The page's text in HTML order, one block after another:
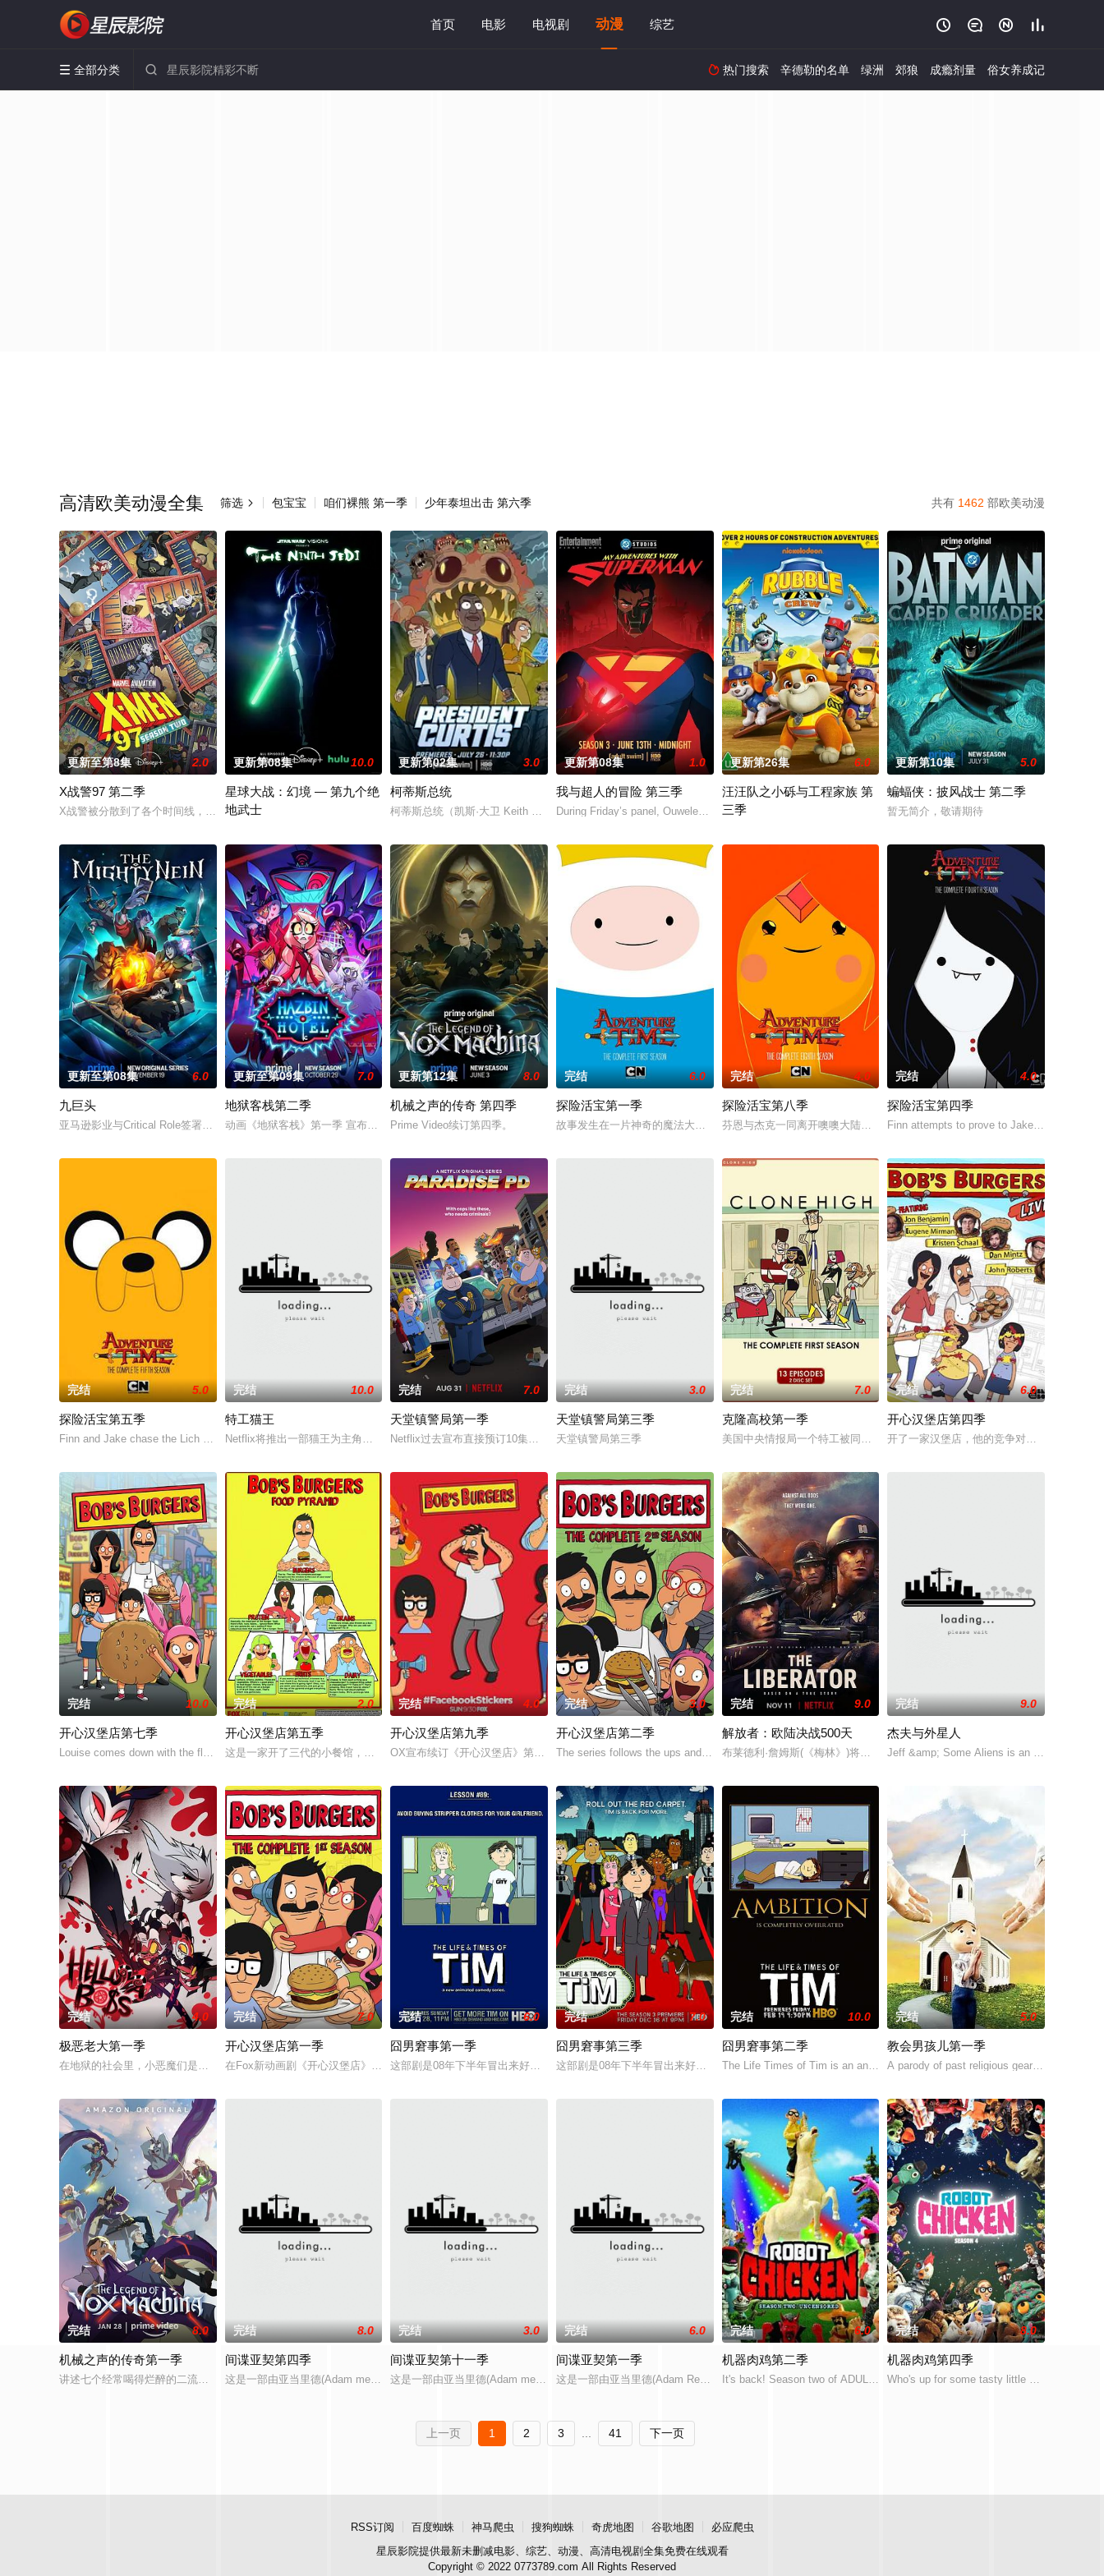
首页 电影 电视剧 动漫 综艺    
 全部分类   热门搜索 辛德勒的名单 绿洲 郊狼 成瘾剂量 俗女养成记
共有 1462 部欧美动漫
高清欧美动漫全集 筛选  包宝宝 咱们裸熊 第一季 少年泰坦出击 第六季
更新至第8集 2.0
X战警97 第二季
X战警被分散到了各个时间线，从过去，到未来，而他们将在最脆弱的时间点遭遇袭击——如今，1990年代。天启发威，大战来临。
更新第08集 10.0
星球大战：幻境 — 第九个绝
地武士
更新第02集 3.0
柯蒂斯总统
柯蒂斯总统（凯斯·大卫 Keith David 配音）及其古怪的幕僚团队将共同应对那些瑞克根本不会理会的一系列危机——从跨维度外交到超自然现象调查，
更新第08集 1.0
我与超人的冒险 第三季
During Friday’s panel, Ouweleen also revealed that “My Adventures with Super
更新第26集 6.0
汪汪队之小砾与工程家族 第
三季
更新第10集 5.0
蝙蝠侠：披风战士 第二季
暂无简介，敬请期待
更新至第08集 6.0
九巨头
亚马逊影业与Critical Role签署全面电视和电影首映合作协议，《Mighty Nein》动画系列是其首个项目，改编自龙与地下城跑团节目《关键角色
更新至第09集 7.0
地狱客栈第二季
动画《地狱客栈》第一季 宣布将于 2024年1月19日 正式上线 Prime Video。第二季确认制作中。
更新第12集 8.0
机械之声的传奇 第四季
Prime Video续订第四季。
完结 6.0
探险活宝第一季
故事发生在一片神奇的魔法大陆上，身为最后一名人类的12岁少年Finn，和他最好的朋友——一条老狗Jake，在这
完结 4.0
探险活宝第八季
芬恩与杰克一同离开噢噢大陆，探索自己的身世之谜。
完结 4.0
探险活宝第四季
Finn attempts to prove to Jake that Flame
完结 5.0
探险活宝第五季
Finn and Jake chase the Lich through a dimensional portal where they meet Pr
完结 10.0
特工猫王
Netflix将推出一部猫王为主角的成人动作喜剧动画剧集《特工之王》，讲述Elvis Presley其实是保护美国安全的特工，同时他要维护自己的另一份工
完结 7.0
天堂镇警局第一季
Netflix过去宣布直接预订10集新成人向动画《天堂镇警局 Paradise PD》，该动画由《脆莓公园 Brickleberry》的主创Waco O
完结 3.0
天堂镇警局第三季
天堂镇警局第三季
完结 7.0
克隆高校第一季
美国中央情报局一个特工被同事和上司克隆了，自己呆在实验室了，克隆人却
完结 6.0
开心汉堡店第四季
开了一家汉堡店，他的竞争对手就是对面那
完结 10.0
开心汉堡店第七季
Louise comes down with the flu and falls into a wild fever dream filled with
完结 2.0
开心汉堡店第五季
这是一家开了三代的小餐馆，规模不大，但是固定客人不少。Bob对汉堡,调味品和肋肉了如指掌，但是对客户服务和商业管理一窍不通。尽管他的柜台总是油腻腻的，店
完结 4.0
开心汉堡店第九季
OX宣布续订《开心汉堡店》第9季。
完结 3.0
开心汉堡店第二季
The series follows the ups and downs of third-generation restaurateur BOB (H
完结 9.0
解放者：欧陆决战500天
布莱德利·詹姆斯(《梅林》)将主演Netflix新动画剧《解放者》(The Liberator)。
完结 9.0
杰夫与外星人
Jeff &amp; Some Aliens is an American
完结 4.0
极恶老大第一季
在地狱的社会里，小恶魔们是阶层中最低级的生物，但当一个小恶魔开始从事杀手行业的时候会发生什么事呢？现在你就能知道了！
完结 7.0
开心汉堡店第一季
在Fox新动画剧《开心汉堡店》（Bob's Burgers）中，Bob Belcher（H. Jon Benjamin配音）在妻子和三个孩子的帮助下经营
完结 6.0
囧男窘事第一季
这部剧是08年下半年冒出来好得出人意外的爆笑小喜剧。本来作者想拍个电视剧，但找不到真人演出，又找不到动画师帮他画，于是就自己摸索著用动
完结 7.0
囧男窘事第三季
这部剧是08年下半年冒出来好得出人意外的爆笑小喜剧。本来作者想拍个电视剧，但找不到真人演出，又找不到动
完结 10.0
囧男窘事第二季
The Life Times of Tim is an animated comedy that tells the story of Tim D
完结 5.0
教会男孩儿第一季
A parody of past religious geared animated
完结 8.0
机械之声的传奇第一季
讲述七个经常喝得烂醉的二流货色，他们组成名为「机械之声」的小队。过去这七人只在乎赚快钱及啤酒，但当他们发现家乡Emon市正面临一只可怕怪物的袭击时，他们
完结 8.0
间谍亚契第四季
这是一部由亚当里德(Adam meijubar Reed)制作的时长30分钟的动画喜剧。讲述的是发生在一家国际情报机构ISIS的故事。在危机席卷全球的时
完结 3.0
间谍亚契第十一季
这是一部由亚当里德(Adam meijubar Reed)制作的时长30分钟的动画喜剧。讲述的是发生在一家国际情报机构ISIS的故事。在危机席卷全球的时
完结 6.0
间谍亚契第一季
这是一部由亚当里德(Adam Reed)制作的时长30分钟的动画喜剧。讲述的是发生在一家国际情报机构ISIS的故事。
完结 6.0
机器肉鸡第二季
It's back! Season two of ADULT SWIM high-octane hellspawn returns with 20 fr
完结 8.0
机器肉鸡第四季
Who's up for some tasty little nuggets of
上一页 1 2 3 ... 41 下一页
RSS订阅 百度蜘蛛 神马爬虫 搜狗蜘蛛 奇虎地图 谷歌地图
必应爬虫
星辰影院提供最新未删减电影、综艺、动漫、高清电视剧全集免费在线观看
Copyright © 2022 0773789.com All Rights Reserved